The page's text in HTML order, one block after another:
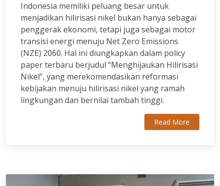
Indonesia memiliki peluang besar untuk
menjadikan hilirisasi nikel bukan hanya sebagai
penggerak ekonomi, tetapi juga sebagai motor
transisi energi menuju Net Zero Emissions
(NZE) 2060. Hal ini diungkapkan dalam policy
paper terbaru berjudul “Menghijaukan Hilirisasi
Nikel”, yang merekomendasikan reformasi
kebijakan menuju hilirisasi nikel yang ramah
lingkungan dan bernilai tambah tinggi.
Read More